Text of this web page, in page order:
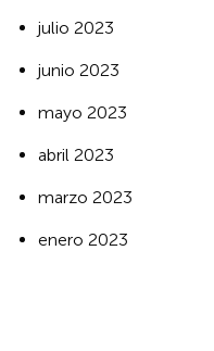
julio 2023
junio 2023
mayo 2023
abril 2023
marzo 2023
enero 2023